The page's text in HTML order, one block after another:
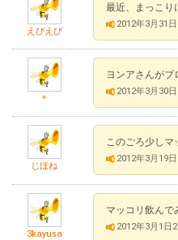
えびえび
最近、まっこり
2012年3月31
＊
ヨンアさんがブ
2012年3月30
じほね
このごろ少しマ
2012年3月19
3kayusa
マッコリ飲んで
2012年3月1日